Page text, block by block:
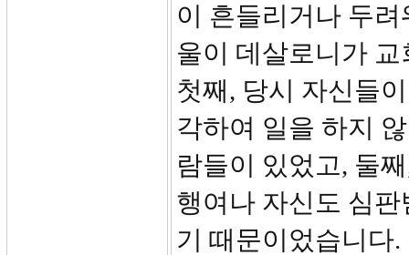
이 흔들리거나 두
울이 데살로니가
첫째, 당시 자신들
각하여 일을 하지
람들이 있었고, 둘
행여나 자신도 심
기 때문이었습니다